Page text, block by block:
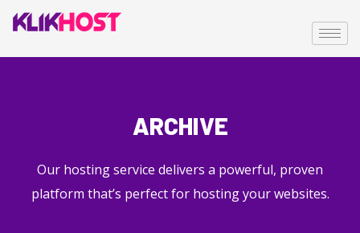
ARCHIVE
Our hosting service delivers a powerful, proven
platform that’s perfect for hosting your websites.